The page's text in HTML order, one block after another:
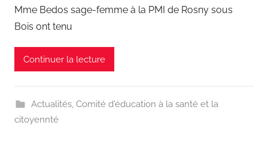
Mme Bedos sage-femme à la PMI de Rosny sous
Bois ont tenu
Continuer la lecture
Actualités, Comité d'éducation à la santé et la
citoyennté